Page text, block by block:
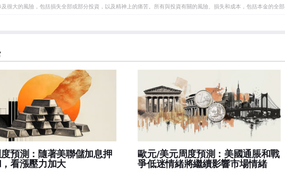
板
及很大的風險，包括損失全部或部分投資，以及精神上的痛苦。所有與投資有關的風險、損失和成本，包括本金的全
者不提供個性化的建議。作者對該資訊的準確性、完整性或適用性不作任何陳述。FXStreet和作者將不承擔任何錯誤，
由此資訊及其顯示或使用引起的。錯誤和遺漏除外。本文作者和FXStreet並非註冊投資顧問，本文內容無意提供任
預測：隨著美聯儲加息押
看漲壓力加大
歐元/美元周度預測：美國通脹和戰
爭低迷情緒將繼續影響市場情緒